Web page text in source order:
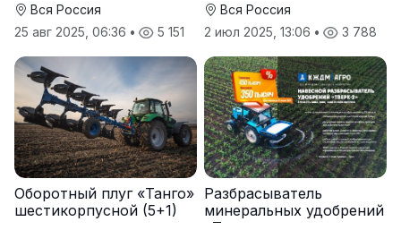
Вся Россия
25 авг 2025, 06:36 • 5 151
Вся Россия
2 июл 2025, 13:06 • 3 788
Оборотный плуг «Танго»
шестикорпусной (5+1)
Разбрасыватель
минеральных удобрений